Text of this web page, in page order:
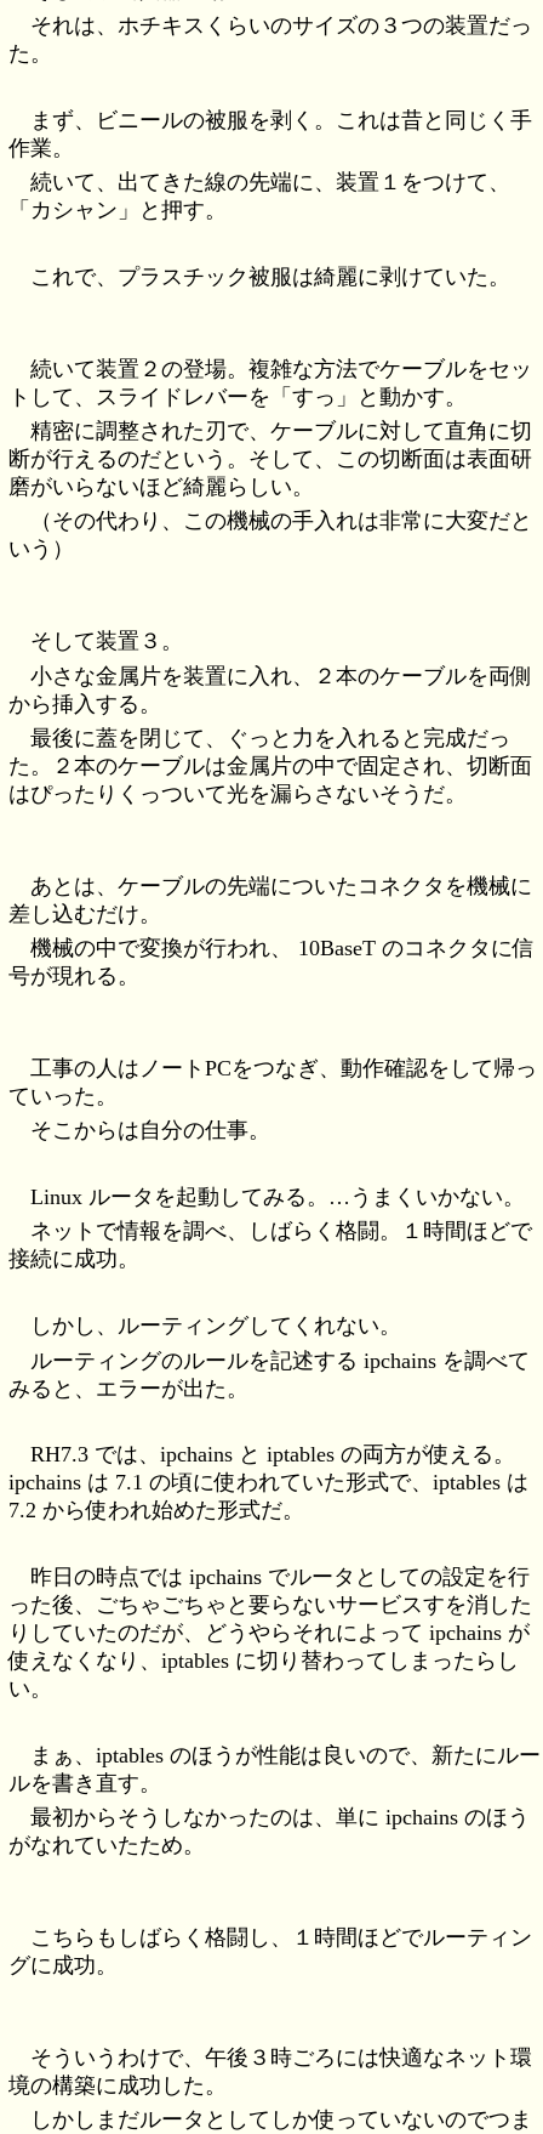
それは、ホチキスくらいのサイズの３つの装置だっ
た。
まず、ビニールの被服を剥く。これは昔と同じく手
作業。
続いて、出てきた線の先端に、装置１をつけて、
「カシャン」と押す。
これで、プラスチック被服は綺麗に剥けていた。
続いて装置２の登場。複雑な方法でケーブルをセッ
トして、スライドレバーを「すっ」と動かす。
精密に調整された刃で、ケーブルに対して直角に切
断が行えるのだという。そして、この切断面は表面研
磨がいらないほど綺麗らしい。
（その代わり、この機械の手入れは非常に大変だと
いう）
そして装置３。
小さな金属片を装置に入れ、２本のケーブルを両側
から挿入する。
最後に蓋を閉じて、ぐっと力を入れると完成だっ
た。２本のケーブルは金属片の中で固定され、切断面
はぴったりくっついて光を漏らさないそうだ。
あとは、ケーブルの先端についたコネクタを機械に
差し込むだけ。
機械の中で変換が行われ、 10BaseT のコネクタに信
号が現れる。
工事の人はノートPCをつなぎ、動作確認をして帰っ
ていった。
そこからは自分の仕事。
Linux ルータを起動してみる。…うまくいかない。
ネットで情報を調べ、しばらく格闘。１時間ほどで
接続に成功。
しかし、ルーティングしてくれない。
ルーティングのルールを記述する ipchains を調べて
みると、エラーが出た。
RH7.3 では、ipchains と iptables の両方が使える。
ipchains は 7.1 の頃に使われていた形式で、iptables は
7.2 から使われ始めた形式だ。
昨日の時点では ipchains でルータとしての設定を行
った後、ごちゃごちゃと要らないサービスすを消した
りしていたのだが、どうやらそれによって ipchains が
使えなくなり、iptables に切り替わってしまったらし
い。
まぁ、iptables のほうが性能は良いので、新たにルー
ルを書き直す。
最初からそうしなかったのは、単に ipchains のほう
がなれていたため。
こちらもしばらく格闘し、１時間ほどでルーティン
グに成功。
そういうわけで、午後３時ごろには快適なネット環
境の構築に成功した。
しかしまだルータとしてしか使っていないのでつま